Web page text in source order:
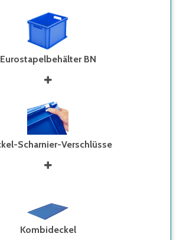
Eurostapelbehälter BN
Scharnier-Verschlüsse
Kombideckel